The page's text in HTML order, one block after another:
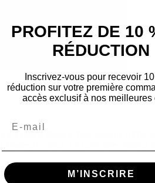
Le French Biscuit
. Nos biscuits 100%
PROFITEZ DE 10
RÉDUCTION
Inscrivez-vous pour recevoir
réduction sur votre première
accès exclusif à nos meilleures
M’INSCRIRE